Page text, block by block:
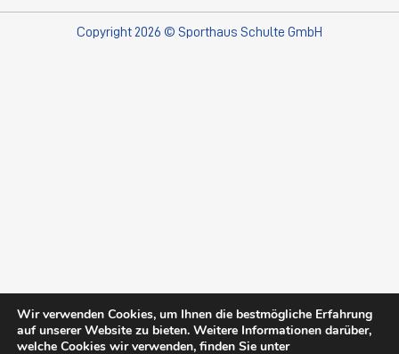
Copyright 2026 © Sporthaus Schulte GmbH
Wir verwenden Cookies, um Ihnen die bestmögliche Erfahrung
auf unserer Website zu bieten. Weitere Informationen darüber,
welche Cookies wir verwenden, finden Sie unter